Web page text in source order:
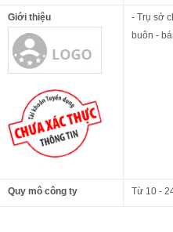
Giới thiệu
- Trụ sở
buôn -
Quy mô công ty Từ 10 -